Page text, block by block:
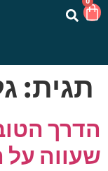
תגית:
הדרך
שעווה על